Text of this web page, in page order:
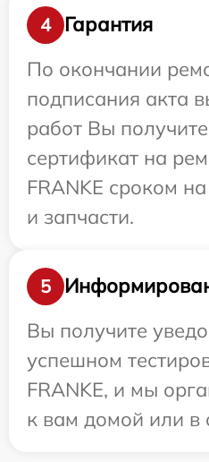
4
Гарантия
По окончании
подписания акта
работ Вы
сертификат на
FRANKE сроком
и запчасти.
5
Вы получите
успешном
FRANKE, и мы
к вам домой или в